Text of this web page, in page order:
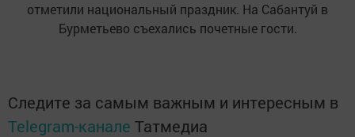
отметили национальный праздник. На Сабантуй в
Бурметьево съехались почетные гости.
Следите за самым важным и интересным в
Telegram-канале Татмедиа